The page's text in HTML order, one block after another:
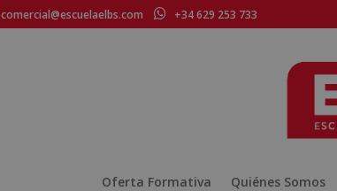
comercial@escuelaelbs.com +34 629 253 733
Oferta Formativa Quiénes Somos